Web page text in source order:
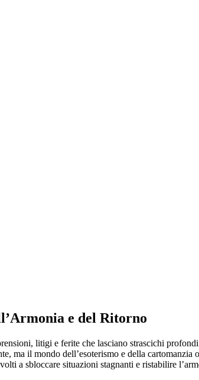
e del Ritorno
litigi e ferite che lasciano strascichi
ma il mondo dell’esoterismo e della
a sbloccare situazioni stagnanti e ristabilire